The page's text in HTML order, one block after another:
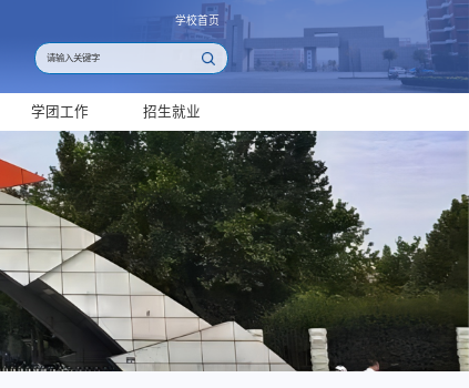
学校首页
学团工作 招生就业